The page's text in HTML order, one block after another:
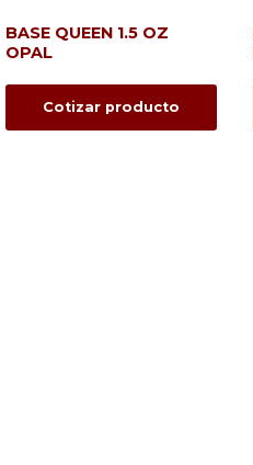
BASE QUEEN 1.5 OZ
OPAL
Cotizar producto